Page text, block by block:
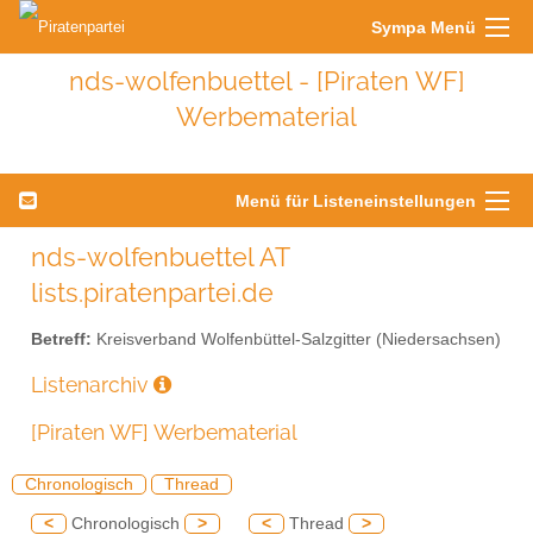
Sympa Menü
nds-wolfenbuettel - [Piraten WF]
Werbematerial
Menü für Listeneinstellungen
nds-wolfenbuettel AT
lists.piratenpartei.de
Betreff: Kreisverband Wolfenbüttel-Salzgitter (Niedersachsen)
Listenarchiv
[Piraten WF] Werbematerial
Chronologisch Thread
< Chronologisch > < Thread >